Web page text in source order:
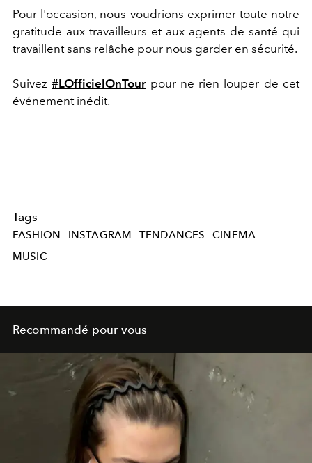
Pour l'occasion, nous voudrions exprimer toute notre
gratitude aux travailleurs et aux agents de santé qui
travaillent sans relâche pour nous garder en sécurité.
Suivez#LOfficielOnTourpour ne rien louper de cet
événement inédit.
Tags
FASHION INSTAGRAM TENDANCES
CINEMA
MUSIC
Recommandé pour vous